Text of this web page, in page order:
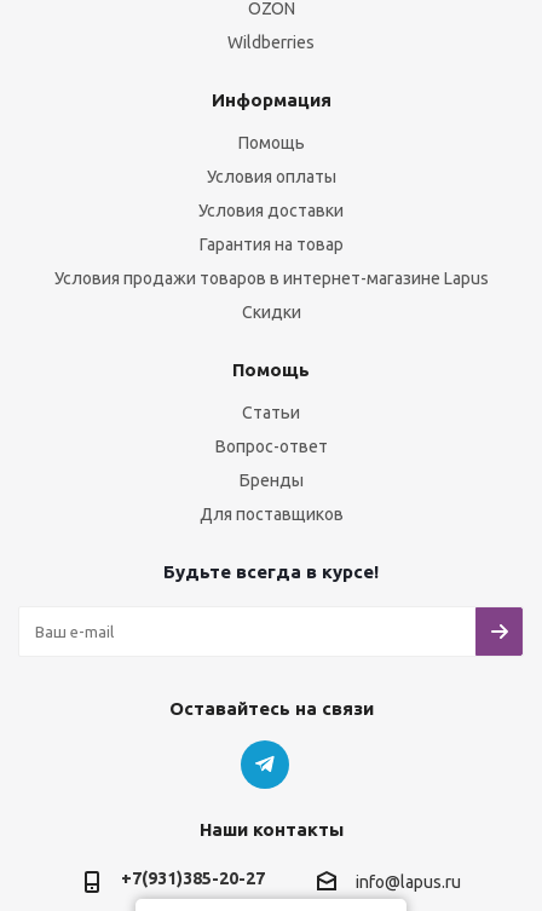
OZON
Wildberries
Информация
Помощь
Условия оплаты
Условия доставки
Гарантия на товар
Условия продажи товаров в интернет-магазине Lapus
Скидки
Помощь
Статьи
Вопрос-ответ
Бренды
Для поставщиков
Будьте всегда в курсе!
Оставайтесь на связи
Наши контакты
+7(931)385-20-27 info@lapus.ru